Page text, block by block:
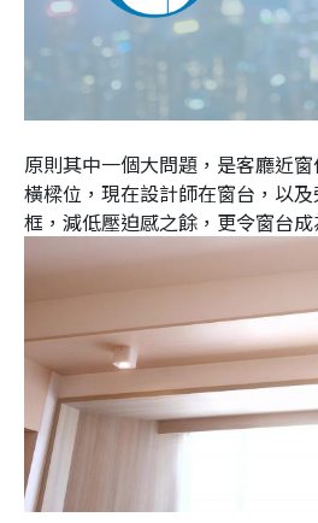
原則其中一個大問題，是客廳近
橫樑位，現在設計師在窗台，以
框，減低壓迫感之餘，更令窗台成